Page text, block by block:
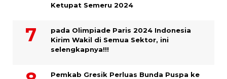
Ketupat Semeru 2024
pada Olimpiade Paris 2024 Indonesia
Kirim Wakil di Semua Sektor, ini
selengkapnya!!!
Pemkab Gresik Perluas Bunda Puspa ke